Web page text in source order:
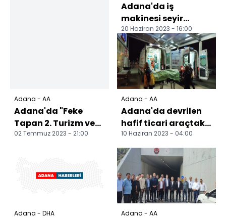
Adana - AA
Adana'da "Feke
Tapan 2. Turizm ve
Lavanta Festivali"
02 Temmuz 2023 - 21:00
Adana'da iş
makinesi seyir
halinde alev aldı
20 Haziran 2023 - 16:00
Adana - AA
Adana'da devrilen
hafif ticari araçtaki
7 kişi yaralandı
10 Haziran 2023 - 04:00
Adana - DHA Adana - AA